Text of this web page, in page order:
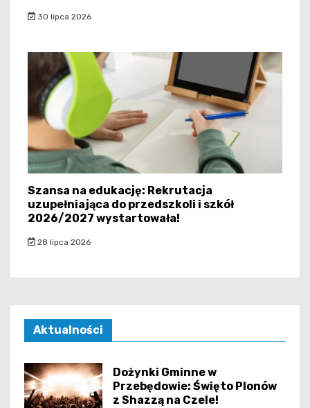
30 lipca 2026
Szansa na edukację: Rekrutacja
uzupełniająca do przedszkoli i szkół
2026/2027 wystartowała!
28 lipca 2026
Aktualności
Dożynki Gminne w
Przebędowie: Święto Plonów
z Shazzą na Czele!